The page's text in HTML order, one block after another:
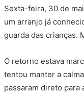
Sexta-feira, 30 de
um arranjo já
guarda das crianças.
O retorno estava
tentou manter a
passaram direto para